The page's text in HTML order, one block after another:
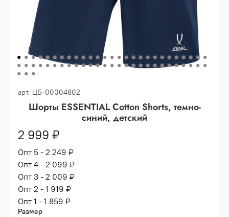
400.000 рублей.
арт. ЦБ-00004802
Шорты ESSENTIAL Cotton Shorts, темно-
синий, детский
2 999 ₽
Опт 5 - 2 249 ₽
Опт 4 - 2 099 ₽
Опт 3 - 2 009 ₽
Опт 2 - 1 919 ₽
Опт 1 - 1 859 ₽
Размер